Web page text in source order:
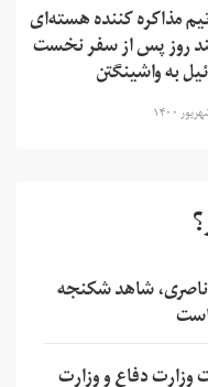
مذاکره کننده هسته‌ای
روز پس از سفر نخست
به واشینگتن
شاهد شکنجه
است